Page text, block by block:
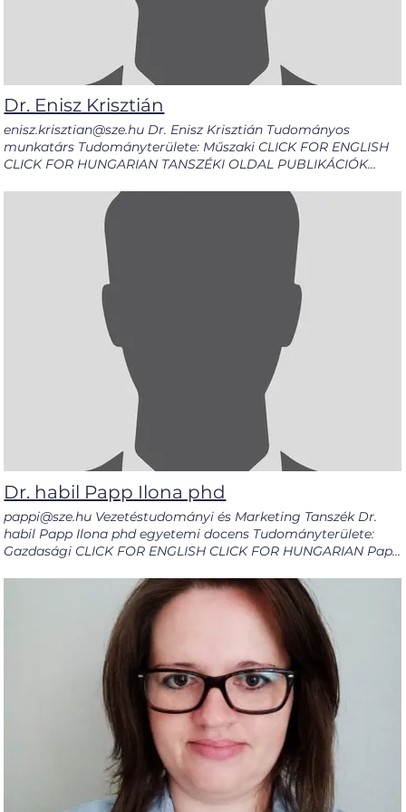
(zenetanár) Tanári (zenetanár) MA CURRICULUM VITAE
RESEARCH PUBLICATIONS GOOGLE SCHOLAR DEPARTMENT
PAGE Go nagy.zsolt5@sze.hu
Dr. Enisz Krisztián
enisz.krisztian@sze.hu Dr. Enisz Krisztián Tudományos
munkatárs Tudományterülete: Műszaki CLICK FOR ENGLISH
CLICK FOR HUNGARIAN TANSZÉKI OLDAL PUBLIKÁCIÓK
enisz.krisztian@sze.hu OrcID KÉPZÉSEK CURRICULUM VITAE
RESEARCH PUBLICATIONS GOOGLE SCHOLAR DEPARTMENT
PAGE Go enisz.krisztian@sze.hu
Dr. habil Papp Ilona phd
pappi@sze.hu Vezetéstudományi és Marketing Tanszék Dr.
habil Papp Ilona phd egyetemi docens Tudományterülete:
Gazdasági CLICK FOR ENGLISH CLICK FOR HUNGARIAN Papp
Jelenleg a győri Széchenyi István Egyetem docense.
Korábban 5 évig a Kar dékánhelyetteseként, valamint 9 évig
dékáni tisztséget is betöltött a kar vezetésével. Nemzetközi
tapasztalatokra is szert tett, például 12 hónapi a Bayreuthi
Egyetemen dolgozott a Német Akadémia munkatársaként.
Fő szakterülete a Stratégiai Menedzsment és a Szervezeti
Viselkedés. Több, mint 20 kutatási tevékenység ipari
projektvezetőjeként dolgozott a szennyvízkezelés területén.
Jelenleg, mint Vezetőképzési tanácsadóként tevénykedik.
Ilona Papp works in the field of academia and business.
Currently, she is active as an Associate Professor at he
University of Győr (Széchenyi István Univesity) Earlier, she
served as the Vice Dean of the Faculty for 5 years and she